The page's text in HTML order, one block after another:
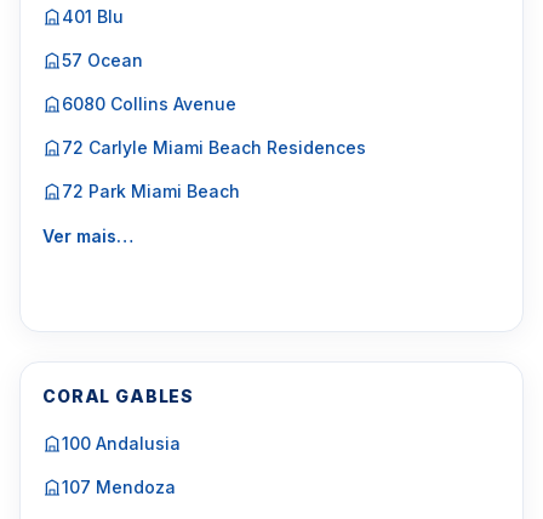
401 Blu
57 Ocean
6080 Collins Avenue
72 Carlyle Miami Beach Residences
72 Park Miami Beach
Ver mais…
CORAL GABLES
100 Andalusia
107 Mendoza